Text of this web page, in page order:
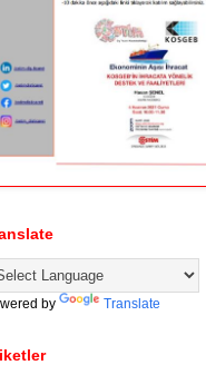
by Translate